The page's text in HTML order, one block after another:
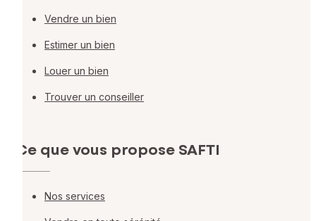
Vendre un bien
Estimer un bien
Louer un bien
Trouver un conseiller
Ce que vous propose SAFTI
Nos services